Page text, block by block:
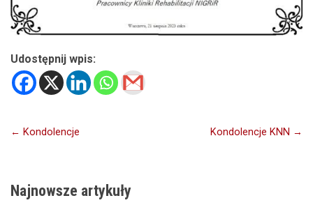
Udostępnij wpis:
Nawigacja
← Kondolencje Kondolencje KNN →
Najnowsze artykuły